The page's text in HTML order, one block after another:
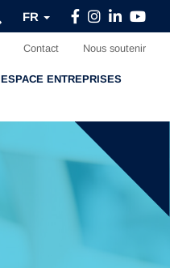
Contact Nous soutenir
ESPACE ENTREPRISES
FR